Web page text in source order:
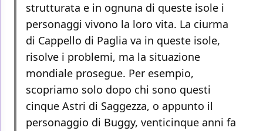
strutturata e in ognuna di queste isole i
personaggi vivono la loro vita. La ciurma
di Cappello di Paglia va in queste isole,
risolve i problemi, ma la situazione
mondiale prosegue. Per esempio,
scopriamo solo dopo chi sono questi
cinque Astri di Saggezza, o appunto il
personaggio di Buggy, venticinque anni fa